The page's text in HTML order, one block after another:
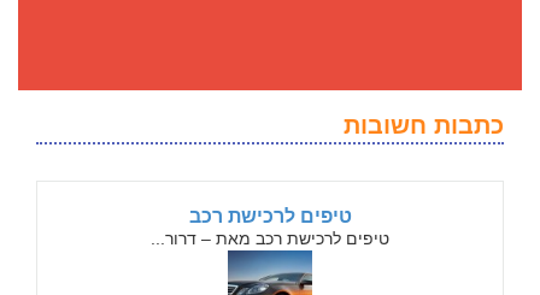
כתבות חשובות
טיפים לרכישת רכב
טיפים לרכישת רכב מאת – דרור...